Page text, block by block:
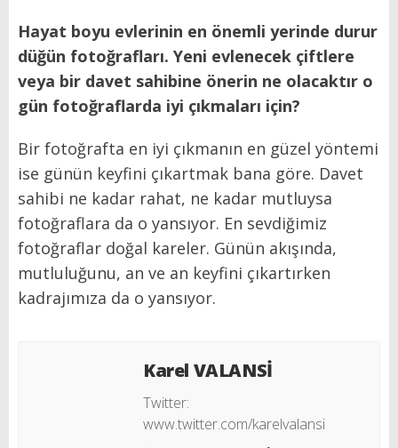
Hayat boyu evlerinin en önemli yerinde durur
düğün fotoğrafları. Yeni evlenecek çiftlere
veya bir davet sahibine önerin ne olacaktır o
gün fotoğraflarda iyi çıkmaları için?
Bir fotoğrafta en iyi çıkmanın en güzel yöntemi
ise günün keyfini çıkartmak bana göre. Davet
sahibi ne kadar rahat, ne kadar mutluysa
fotoğraflara da o yansıyor. En sevdiğimiz
fotoğraflar doğal kareler. Günün akışında,
mutluluğunu, an ve an keyfini çıkartırken
kadrajımıza da o yansıyor.
Karel VALANSİ
Twitter:
www.twitter.com/karelvalansi